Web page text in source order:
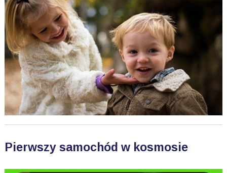
Pierwszy samochód w kosmosie